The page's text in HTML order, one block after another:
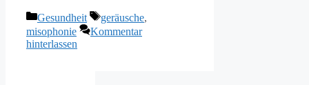
Kategorien
Gesundheit Schlagwörter
geräusche,
misophonie
Kommentar
hinterlassen